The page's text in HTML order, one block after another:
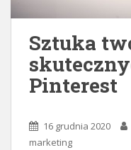
Sztuka
Pinterest
16 grudnia 2020
marketing